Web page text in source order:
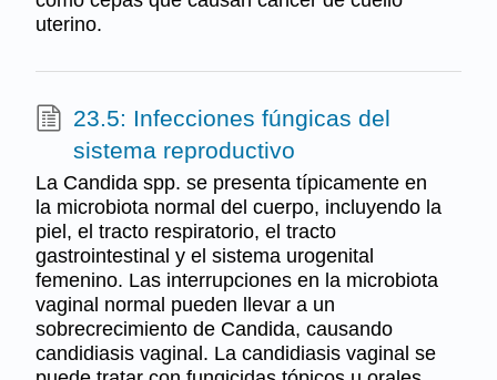
uterino.
23.5: Infecciones fúngicas del
sistema reproductivo
La Candida spp. se presenta típicamente en
la microbiota normal del cuerpo, incluyendo la
piel, el tracto respiratorio, el tracto
gastrointestinal y el sistema urogenital
femenino. Las interrupciones en la microbiota
vaginal normal pueden llevar a un
sobrecrecimiento de Candida, causando
candidiasis vaginal. La candidiasis vaginal se